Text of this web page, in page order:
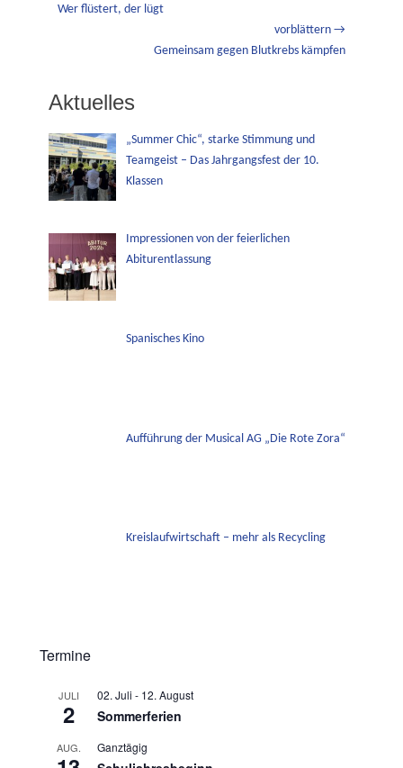
Vorheriger
Wer flüstert, der lügt
vorblättern →
Gemeinsam gegen Blutkrebs kämpfen
Aktuelles
„Summer Chic“, starke Stimmung und
Teamgeist – Das Jahrgangsfest der 10.
Klassen
Impressionen von der feierlichen
Abiturentlassung
Spanisches Kino
Aufführung der Musical AG „Die Rote Zora“
Kreislaufwirtschaft – mehr als Recycling
Termine
JULI
2
02. Juli - 12. August
Sommerferien
AUG. Ganztägig